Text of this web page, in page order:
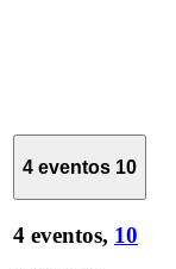
4 eventos 10
4 eventos, 10